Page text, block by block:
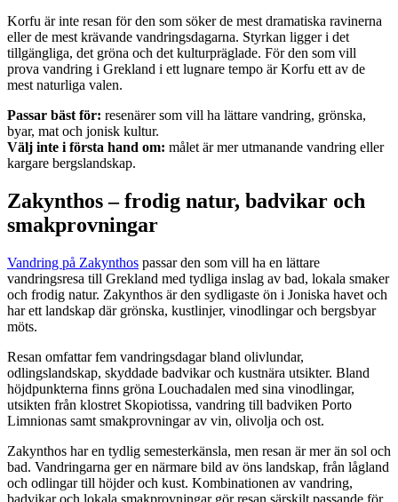
Korfu är inte resan för den som söker de mest dramatiska ravinerna
eller de mest krävande vandringsdagarna. Styrkan ligger i det
tillgängliga, det gröna och det kulturpräglade. För den som vill
prova vandring i Grekland i ett lugnare tempo är Korfu ett av de
mest naturliga valen.
Passar bäst för: resenärer som vill ha lättare vandring, grönska,
byar, mat och jonisk kultur.
Välj inte i första hand om: målet är mer utmanande vandring eller
kargare bergslandskap.
Zakynthos – frodig natur, badvikar och
smakprovningar
Vandring på Zakynthos passar den som vill ha en lättare
vandringsresa till Grekland med tydliga inslag av bad, lokala smaker
och frodig natur. Zakynthos är den sydligaste ön i Joniska havet och
har ett landskap där grönska, kustlinjer, vinodlingar och bergsbyar
möts.
Resan omfattar fem vandringsdagar bland olivlundar,
odlingslandskap, skyddade badvikar och kustnära utsikter. Bland
höjdpunkterna finns gröna Louchadalen med sina vinodlingar,
utsikten från klostret Skopiotissa, vandring till badviken Porto
Limnionas samt smakprovningar av vin, olivolja och ost.
Zakynthos har en tydlig semesterkänsla, men resan är mer än sol och
bad. Vandringarna ger en närmare bild av öns landskap, från lågland
och odlingar till höjder och kust. Kombinationen av vandring,